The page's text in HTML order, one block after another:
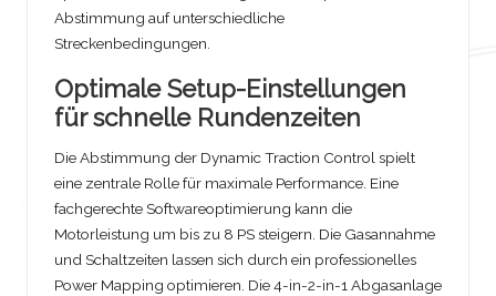
Abstimmung auf unterschiedliche
Streckenbedingungen.
Optimale Setup-Einstellungen
für schnelle Rundenzeiten
Die Abstimmung der Dynamic Traction Control spielt
eine zentrale Rolle für maximale Performance. Eine
fachgerechte Softwareoptimierung kann die
Motorleistung um bis zu 8 PS steigern. Die Gasannahme
und Schaltzeiten lassen sich durch ein professionelles
Power Mapping optimieren. Die 4-in-2-in-1 Abgasanlage